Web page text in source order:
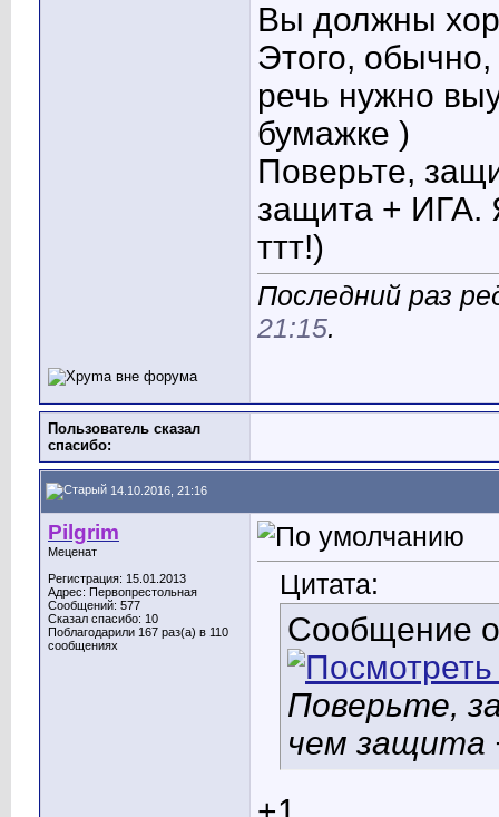
Вы должны
Этого, обычно,
речь нужно
бумажке )
Поверьте,
защита + ИГА.
ттт!)
Последний раз
21:15.
Пользователь сказал
cпасибо:
14.10.2016, 21:16
Pilgrim
Меценат
Регистрация: 15.01.2013
Адрес: Первопрестольная
Сообщений: 577
Сказал спасибо: 10
Поблагодарили 167 раз(а) в 110
сообщениях
Цитата:
Сообщение
Поверьте,
чем защита